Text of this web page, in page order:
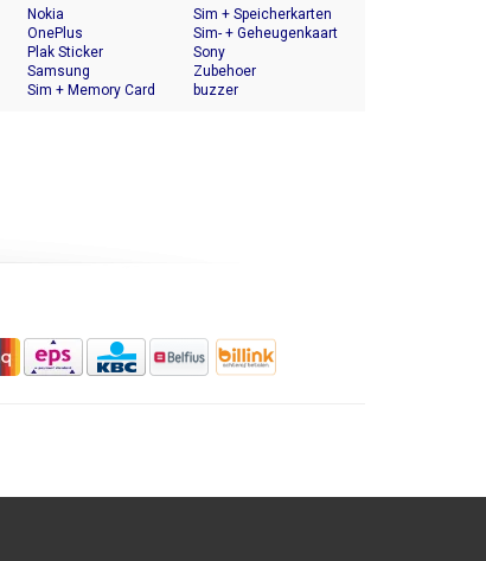
Nokia
OnePlus
Plak Sticker
Samsung
Sim + Memory Card
Sim + Speicherkarten
Halter
Sim- + Geheugenkaart
Houder
Sony
Zubehoer
buzzer